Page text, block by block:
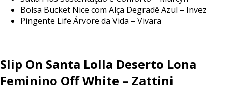
Bolsa Bucket Nice com Alça Degradê Azul – Invez
Pingente Life Árvore da Vida – Vivara
Slip On Santa Lolla Deserto Lona
Feminino OffWhite – Zattini